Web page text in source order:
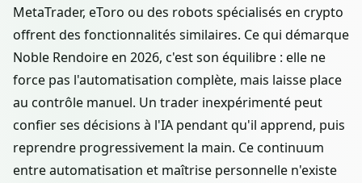
MetaTrader, eToro ou des robots spécialisés en crypto
offrent des fonctionnalités similaires. Ce qui démarque
Noble Rendoire en 2026, c'est son équilibre : elle ne
force pas l'automatisation complète, mais laisse place
au contrôle manuel. Un trader inexpérimenté peut
confier ses décisions à l'IA pendant qu'il apprend, puis
reprendre progressivement la main. Ce continuum
entre automatisation et maîtrise personnelle n'existe